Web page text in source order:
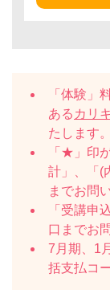
「体験」
ある カリ
たします。
「★」印
計」、「(
までお問
「受講申
口までお
7月期、1
括支払コ